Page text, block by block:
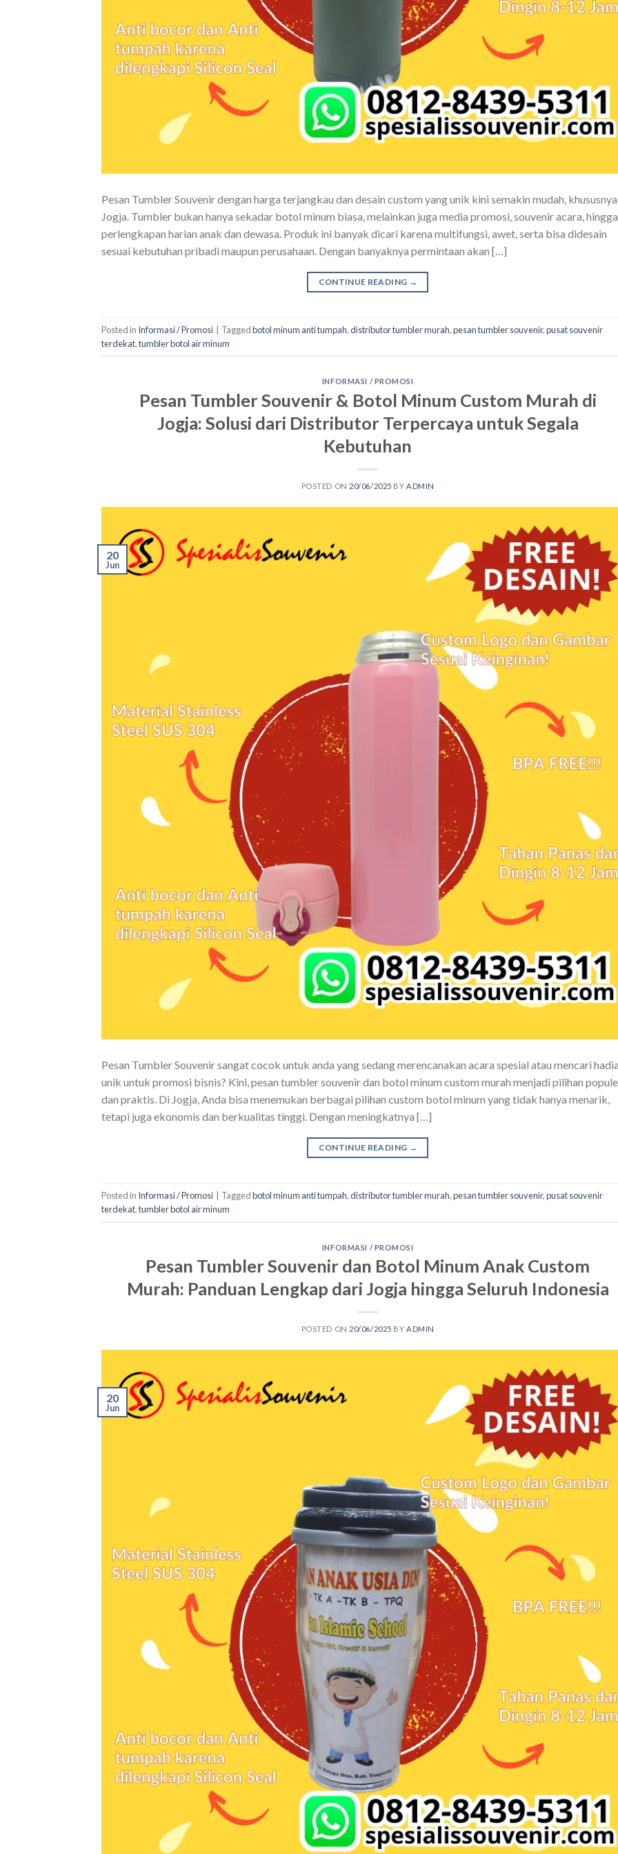
Pesan Tumbler Souvenir dengan harga terjangkau dan desain custom yang unik kini semakin mudah,
Jogja. Tumbler bukan hanya sekadar botol minum biasa, melainkan juga media promosi, souvenir acara, hingga
perlengkapan harian anak dan dewasa. Produk ini banyak dicari karena multifungsi, awet, serta bisa didesain
sesuai kebutuhan pribadi maupun perusahaan. Dengan banyaknya permintaan akan […]
CONTINUE READING →
Posted in Informasi / Promosi Taggedbotol minum anti tumpah,distributor tumbler murah,pesan tumbler souvenir,pusat souvenir
terdekat,tumbler botol air minum
INFORMASI / PROMOSI
Pesan Tumbler Souvenir & Botol Minum Custom Murah di
Jogja: Solusi dari Distributor Terpercaya untuk Segala
Kebutuhan
POSTED ON 20/06/2025 BYADMIN
20
Jun
Pesan Tumbler Souvenir sangat cocok untuk anda yang sedang merencanakan acara spesial atau mencari
unik untuk promosi bisnis? Kini, pesan tumbler souvenir dan botol minum custom murah menjadi pilihan
dan praktis. Di Jogja, Anda bisa menemukan berbagai pilihan custom botol minum yang tidak hanya menarik,
tetapi juga ekonomis dan berkualitas tinggi. Dengan meningkatnya […]
CONTINUE READING →
Posted in Informasi / Promosi Taggedbotol minum anti tumpah,distributor tumbler murah,pesan tumbler souvenir,pusat souvenir
terdekat,tumbler botol air minum
INFORMASI / PROMOSI
Pesan Tumbler Souvenir dan Botol Minum Anak Custom
Murah: Panduan Lengkap dari Jogja hingga Seluruh Indonesia
POSTED ON 20/06/2025 BYADMIN
20
Jun